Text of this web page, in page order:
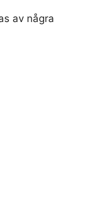
av några